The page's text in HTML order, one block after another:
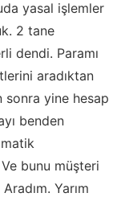
yasal işlemler
2 tane
dendi. Paramı
aradıktan
yine hesap
benden
bunu müşteri
Yarım